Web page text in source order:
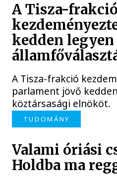
A Tisza-frakció
kedden legyen
A Tisza-frakció
parlament jövő
köztársasági elnököt.
TUDOMÁNY
Valami óriási
Holdba ma